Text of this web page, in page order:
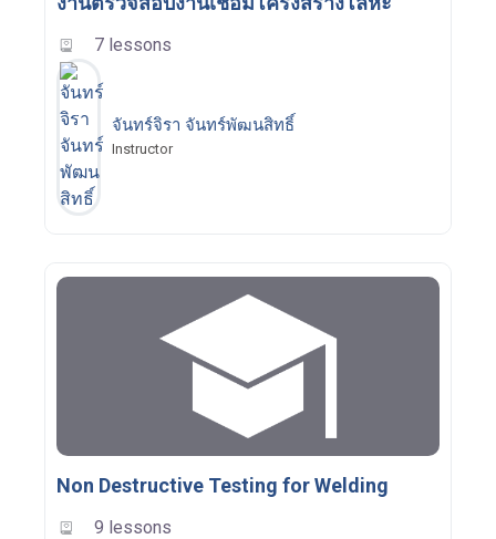
7 lessons
จันทร์จิรา จันทร์พัฒนสิทธิ์
Instructor
Non Destructive Testing for Welding
9 lessons